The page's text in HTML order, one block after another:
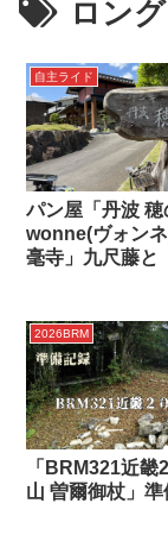
ロン
自主ライド
パン屋「丹波 穂
wonne(ヴォン
毫寺」九尺藤と
2026BRM
「BRM321近畿
山 曽爾御杖」